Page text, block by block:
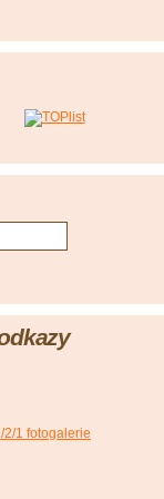
2/1 fotogalerie